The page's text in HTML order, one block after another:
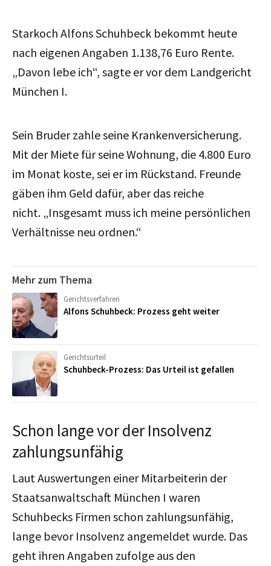
Starkoch Alfons Schuhbeck bekommt heute
nach eigenen Angaben 1.138,76 Euro Rente.
„Davon lebe ich“, sagte er vor dem Landgericht
München I.
Sein Bruder zahle seine Krankenversicherung.
Mit der Miete für seine Wohnung, die 4.800 Euro
im Monat koste, sei er im Rückstand. Freunde
gäben ihm Geld dafür, aber das reiche
nicht. „Insgesamt muss ich meine persönlichen
Verhältnisse neu ordnen.“
Mehr zum Thema
Gerichtsverfahren
Alfons Schuhbeck: Prozess geht weiter
Gerichtsurteil
Schuhbeck-Prozess: Das Urteil ist gefallen
Schon lange vor der Insolvenz
zahlungsunfähig
Laut Auswertungen einer Mitarbeiterin der
Staatsanwaltschaft München I waren
Schuhbecks Firmen schon zahlungsunfähig,
lange bevor Insolvenz angemeldet wurde. Das
geht ihren Angaben zufolge aus den